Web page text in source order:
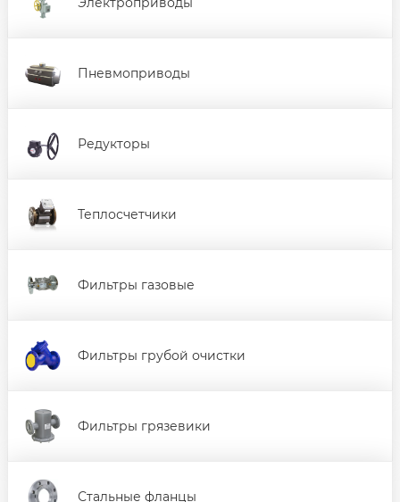
Пневмоприводы
Редукторы
Теплосчетчики
Фильтры газовые
Фильтры грубой очистки
Фильтры грязевики
Стальные фланцы